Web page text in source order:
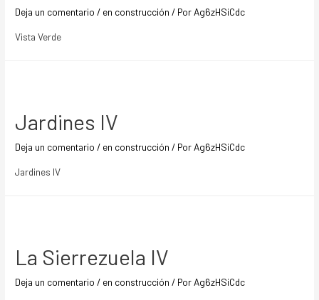
Deja un comentario / en construcción / Por Ag6zHSiCdc
Vista Verde
Jardines IV
Deja un comentario / en construcción / Por Ag6zHSiCdc
Jardines IV
La Sierrezuela IV
Deja un comentario / en construcción / Por Ag6zHSiCdc